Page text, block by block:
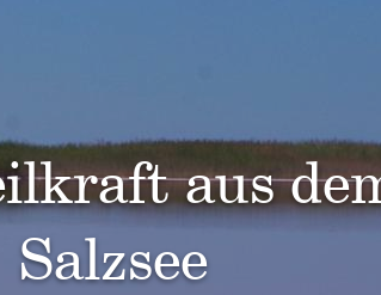
aus
Salzsee
aus
Salzsee
aus
Salzsee